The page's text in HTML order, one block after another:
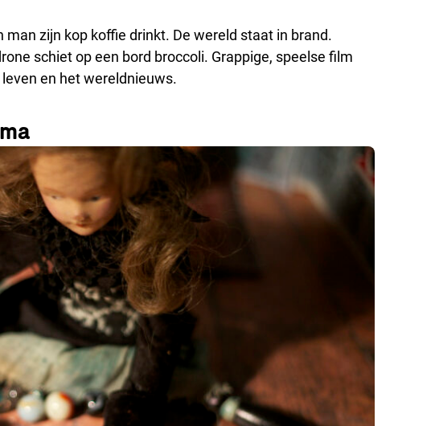
zijn kop koffie drinkt. De wereld staat in brand.
schiet op een bord broccoli. Grappige, speelse film
en het wereldnieuws.